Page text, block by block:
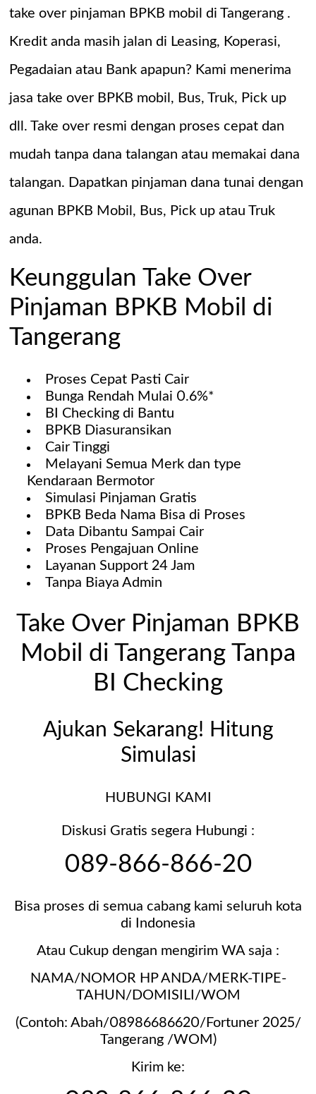
take over pinjaman BPKB mobil di Tangerang .
Kredit anda masih jalan di Leasing, Koperasi,
Pegadaian atau Bank apapun? Kami menerima
jasa take over BPKB mobil, Bus, Truk, Pick up
dll. Take over resmi dengan proses cepat dan
mudah tanpa dana talangan atau memakai dana
talangan. Dapatkan pinjaman dana tunai dengan
agunan BPKB Mobil, Bus, Pick up atau Truk
anda.
Keunggulan Take Over
Pinjaman BPKB Mobil di
Tangerang
Proses Cepat Pasti Cair
Bunga Rendah Mulai 0.6%*
BI Checking di Bantu
BPKB Diasuransikan
Cair Tinggi
Melayani Semua Merk dan type
Kendaraan Bermotor
Simulasi Pinjaman Gratis
BPKB Beda Nama Bisa di Proses
Data Dibantu Sampai Cair
Proses Pengajuan Online
Layanan Support 24 Jam
Tanpa Biaya Admin
Take Over Pinjaman BPKB
Mobil di Tangerang Tanpa
BI Checking
Ajukan Sekarang! Hitung
Simulasi
HUBUNGI KAMI
Diskusi Gratis segera Hubungi :
089-866-866-20
Bisa proses di semua cabang kami seluruh kota
di Indonesia
Atau Cukup dengan mengirim WA saja :
NAMA/NOMOR HP ANDA/MERK-TIPE-
TAHUN/DOMISILI/WOM
(Contoh: Abah/08986686620/Fortuner 2025/
Tangerang /WOM)
Kirim ke: